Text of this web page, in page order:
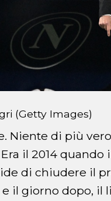
(Getty Images)
Niente di più
Era il 2014
di chiudere il
il giorno dopo, il